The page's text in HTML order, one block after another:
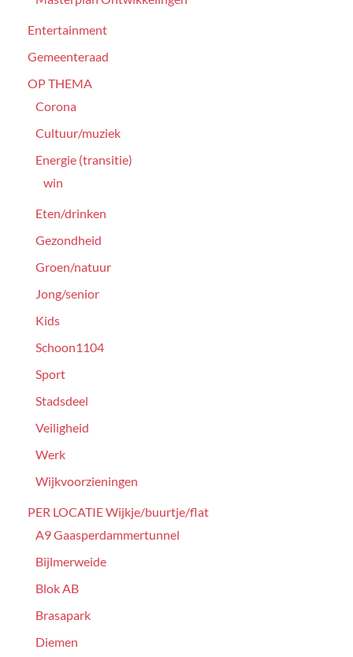
Entertainment
Gemeenteraad
OP THEMA
Corona
Cultuur/muziek
Energie (transitie)
win
Eten/drinken
Gezondheid
Groen/natuur
Jong/senior
Kids
Schoon1104
Sport
Stadsdeel
Veiligheid
Werk
Wijkvoorzieningen
PER LOCATIE Wijkje/buurtje/flat
A9 Gaasperdammertunnel
Bijlmerweide
Blok AB
Brasapark
Diemen